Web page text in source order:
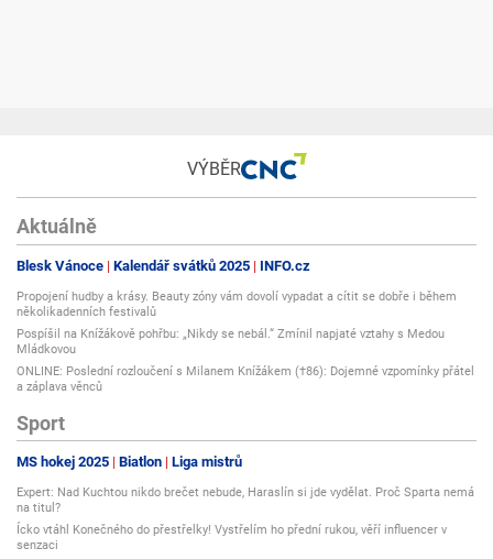
VÝBĚR
Aktuálně
Blesk Vánoce Kalendář svátků 2025 INFO.cz
Propojení hudby a krásy. Beauty zóny vám dovolí vypadat a cítit se dobře i během
několikadenních festivalů
Pospíšil na Knížákově pohřbu: „Nikdy se nebál.“ Zmínil napjaté vztahy s Medou
Mládkovou
ONLINE: Poslední rozloučení s Milanem Knížákem (†86): Dojemné vzpomínky přátel
a záplava věnců
Sport
MS hokej 2025 Biatlon Liga mistrů
Expert: Nad Kuchtou nikdo brečet nebude, Haraslín si jde vydělat. Proč Sparta nemá
na titul?
Ícko vtáhl Konečného do přestřelky! Vystřelím ho přední rukou, věří influencer v
senzaci